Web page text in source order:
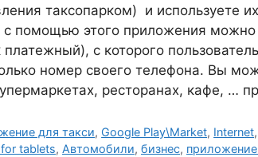
таксопарком) и используете
с помощью этого приложения можно
платежный), с которого
номер своего телефона. Вы
ресторанах, кафе, …
для такси, Google Play\Market, Internet,
tablets, Автомобили, бизнес,